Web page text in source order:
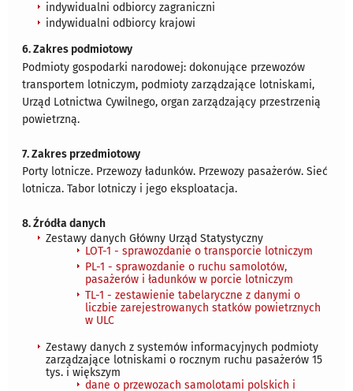
indywidualni odbiorcy zagraniczni
indywidualni odbiorcy krajowi
6. Zakres podmiotowy
Podmioty gospodarki narodowej: dokonujące przewozów
transportem lotniczym, podmioty zarządzające lotniskami,
Urząd Lotnictwa Cywilnego, organ zarządzający przestrzenią
powietrzną.
7. Zakres przedmiotowy
Porty lotnicze. Przewozy ładunków. Przewozy pasażerów. Sieć
lotnicza. Tabor lotniczy i jego eksploatacja.
8. Źródła danych
Zestawy danych Główny Urząd Statystyczny
LOT-1 - sprawozdanie o transporcie lotniczym
PL-1 - sprawozdanie o ruchu samolotów,
pasażerów i ładunków w porcie lotniczym
TL-1 - zestawienie tabelaryczne z danymi o
liczbie zarejestrowanych statków powietrznych
w ULC
Zestawy danych z systemów informacyjnych podmioty
zarządzające lotniskami o rocznym ruchu pasażerów 15
tys. i większym
dane o przewozach samolotami polskich i